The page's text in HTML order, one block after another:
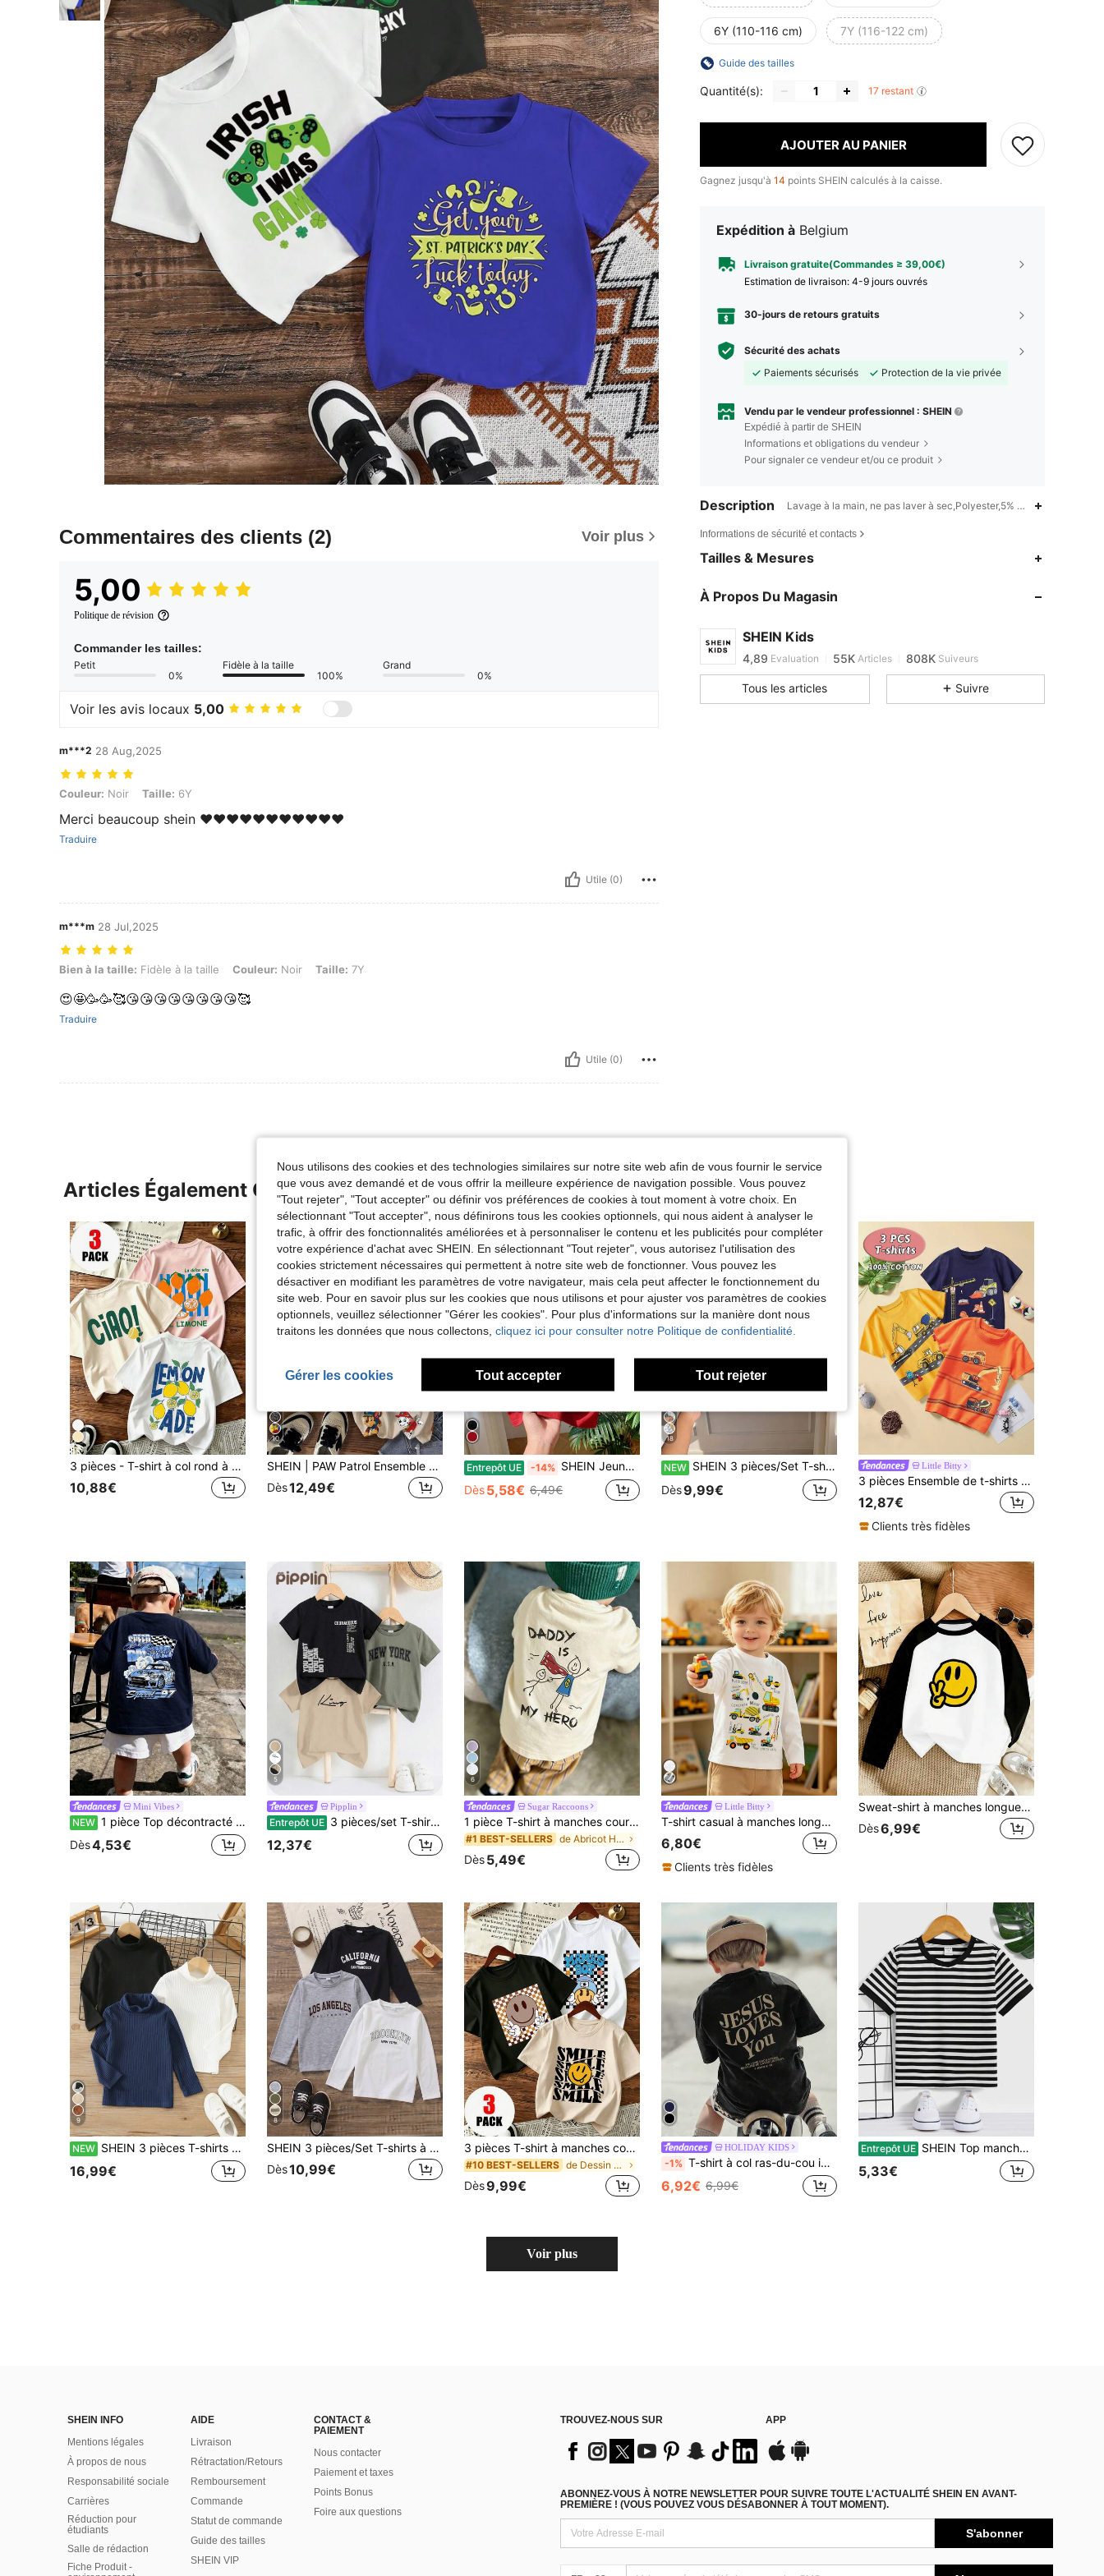
Commentaires des clients (2) Voir plus
5,00
Politique de révision
Commander les tailles:
Petit
0%
Fidèle à la taille
100%
Grand
0%
Voir les avis locaux 5,00
m***2 28 Aug,2025
Couleur: Noir, Taille: 6Y
Couleur: Noir Taille: 6Y
Merci beaucoup shein ❤️❤️❤️❤️❤️❤️❤️❤️❤️❤️❤️
Traduire
Utile (0)
m***m 28 Jul,2025
Bien à la taille: Fidèle à la taille, Couleur: Noir, Taille: 7Y
Bien à la taille: Fidèle à la taille Couleur: Noir Taille: 7Y
😍🤩🥳🥳🥰😘😘😘😘😘😘😘😘🥰
Traduire
Utile (0)
6Y (110-116 cm) 7Y (116-122 cm)
Guide des tailles
Quantité(s): 17 restant
AJOUTER AU PANIER
Gagnez jusqu'à 14 points SHEIN calculés à la caisse.
Expédition à Belgium
Livraison gratuite(Commandes ≥ 39,00€)
Estimation de livraison: 4-9 jours ouvrés
30-jours de retours gratuits
Sécurité des achats
Paiements sécurisés
Protection de la vie privée
Vendu par le vendeur professionnel : SHEIN
Expédié à partir de SHEIN
Informations et obligations du vendeur
Pour signaler ce vendeur et/ou ce produit
Description Lavage à la main, ne pas laver à sec,Polyester,5% Élasthanne
Informations de sécurité et contacts
Tailles & Mesures
À Propos Du Magasin
SHEIN Kids
4,89
4,89
4,89 Evaluation 55K Articles 808K Suiveurs
4,89
4,89
55K
808K
Tous les articles Suivre
Articles Également Consultés
3 pièces - T-shirt à col rond à manches courtes avec imprimé graphique populaire pour jeune garçon, Top d'été
10,88€
10
SHEIN | PAW Patrol Ensemble de 3 t-shirts à manches courtes col rond pour jeune garçon, style décontracté minimaliste, coupe ample et confortable, imprimé motif dessin animé mignon classique, blocs de couleurs classique, motif chiot mignon, convient pour le printemps et l'été
Dès12,49€
Entrepôt UE -14% SHEIN Jeune garçon T-shirt col rond à manches courtes d'été de couleur unie avec graphique d'excavatrice, t-shirt décontracté et confortable de style streetwear rouge pour garçons
Dès5,58€ 6,49€
18
NEW SHEIN 3 pièces/Set T-shirt à manches longues col rond couleur unie pour garçons, ensemble de sous-couche en tricot, confortable, polyvalent, mode décontractée, mignon, motif dinosaure, style minimaliste basique, convient pour l'intérieur, l'extérieur, le quotidien, les sports, les jeux, les fêtes, la photographie, les vacances en automne/hiver
Dès9,99€
Little Bitty
3 pièces Ensemble de t-shirts à manches courtes pour jeune garçon avec imprimé de pelleteuse de dessin animé, décontracté pour l'été
12,87€
Clients très fidèles
Mini Vibes
NEW 1 pièce Top décontracté pour jeune garçon, col rond, manches longues, imprimé drapeau de course et voiture de sport devant & derrière, Speed en anglais, style cool et ample, chemise décontractée polyvalente pour la maison, les sorties, en couche intérieure ou extérieure, t-shirt manches longues style street INS populaire pour enfants
Dès4,53€
5
Pipplin
Entrepôt UE 3 pièces/set T-shirts tricotés col rond avec imprimé de lettres et graphiques pour jeunes garçons, 3 designs différents, convient pour l'école et les sorties au printemps/été
12,37€
6
Sugar Raccoons
1 pièce T-shirt à manches courtes avec imprimé graphique "Papa est mon héros" pour jeune garçon, Top pour enfants
#1 BEST-SELLERS de Abricot Hauts pour jeunes garçons
Dès5,49€
Little Bitty
T-shirt casual à manches longues pour jeune garçon avec imprimé pelle mécanique, t-shirt graphique mode automne/hiver
6,80€
Clients très fidèles
Sweat-shirt à manches longues pour garçons avec imprimé visage souriant, coupe ample, tissu doux, convient pour l'école, les vacances et les sorties, vêtements enfants adorables
Dès6,99€
9
NEW SHEIN 3 pièces T-shirts pour jeunes garçons
16,99€
8
SHEIN 3 pièces/Set T-shirts à manches longues col ras-du-cou avec imprimé lettres, imprimé lettres exquis et significatif, vivant et intéressant, tissu confortable et doux, convient pour le port quotidien, l'école, les sports, la maison et plus
Dès10,99€
3 pièces T-shirt à manches courtes col rond imprimé amusant décontracté pour jeune garçon, top d'été
#10 BEST-SELLERS de Dessin animé T-shirts pour jeunes garçons
Dès9,99€
HOLIDAY KIDS
-1% T-shirt à col ras-du-cou imprimé, manches courtes, décontracté pour l'été, convient aux garçons et aux enfants - Un t-shirt amusant conçu pour les jeunes aventuriers, toujours prêts à profiter des plaisirs de l'extérieur ! Vêtements pour enfants, t-shirt graphique pour garçons, Jésus vous aime
6,92€ 6,99€
Entrepôt UE SHEIN Top manches courtes décontracté ample et polyvalent, rayé, pour jeunes garçons
5,33€
Voir plus
SHEIN INFO
Mentions légales
À propos de nous
Responsabilité sociale
Carrières
Réduction pour
étudiants
Salle de rédaction
Fiche Produit -
AIDE
Livraison
Rétractation/Retours
Remboursement
Commande
Statut de commande
Guide des tailles
SHEIN VIP
CONTACT &
PAIEMENT
Nous contacter
Paiement et taxes
Points Bonus
Foire aux questions
TROUVEZ-NOUS SUR APP
ABONNEZ-VOUS À NOTRE NEWSLETTER POUR SUIVRE TOUTE L'ACTUALITÉ SHEIN EN AVANT-
PREMIÈRE ! (VOUS POUVEZ VOUS DÉSABONNER À TOUT MOMENT).
S'abonner
Nous utilisons des cookies et des technologies similaires sur notre site web afin de vous fournir le service
que vous avez demandé et de vous offrir la meilleure expérience de navigation possible. Vous pouvez
"Tout rejeter", "Tout accepter" ou définir vos préférences de cookies à tout moment à votre choix. En
sélectionnant "Tout accepter", nous définirons tous les cookies optionnels, qui nous aident à analyser le
trafic, à offrir des fonctionnalités améliorées et à personnaliser le contenu et les publicités pour compléter
votre expérience d'achat avec SHEIN. En sélectionnant "Tout rejeter", vous autorisez l'utilisation des
cookies strictement nécessaires qui permettent à notre site web de fonctionner. Vous pouvez les
désactiver en modifiant les paramètres de votre navigateur, mais cela peut affecter le fonctionnement du
site web. Pour en savoir plus sur les cookies que nous utilisons et pour ajuster vos paramètres de cookies
optionnels, veuillez sélectionner "Gérer les cookies". Pour plus d'informations sur la manière dont nous
traitons les données que nous collectons, cliquez ici pour consulter notre Politique de confidentialité.
Gérer les cookies Tout accepter Tout rejeter